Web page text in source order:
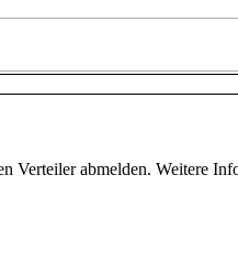
Verteiler abmelden. Weitere